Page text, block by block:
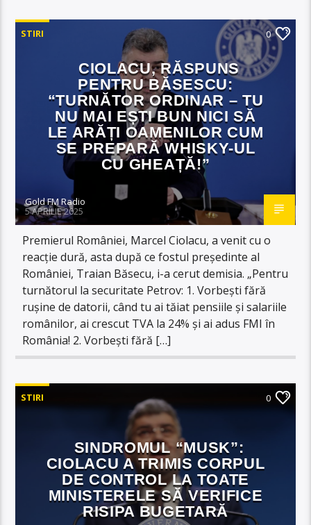
STIRI 0
CIOLACU, RĂSPUNS
PENTRU BĂSESCU:
“TURNĂTOR ORDINAR – TU
NU MAI EȘTI BUN NICI SĂ
LE ARĂȚI OAMENILOR CUM
SE PREPARĂ WHISKY-UL
CU GHEAȚĂ!”
Gold FM Radio
5 APRILIE 2025
Premierul României, Marcel Ciolacu, a venit cu o
reacție dură, asta după ce fostul președinte al
României, Traian Băsecu, i-a cerut demisia. „Pentru
turnătorul la securitate Petrov: 1. Vorbești fără
rușine de datorii, când tu ai tăiat pensiile și salariile
românilor, ai crescut TVA la 24% și ai adus FMI în
România! 2. Vorbești fără […]
STIRI 0
SINDROMUL “MUSK”:
CIOLACU A TRIMIS CORPUL
DE CONTROL LA TOATE
MINISTERELE SĂ VERIFICE
RISIPA BUGETARĂ